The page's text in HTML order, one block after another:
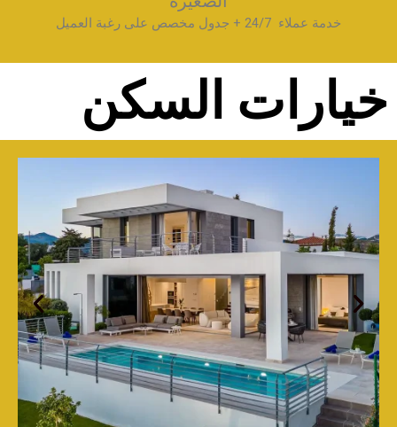
خدمة عملاء 24/7 + جدول مخصص على رغبة العميل
خيارات السكن